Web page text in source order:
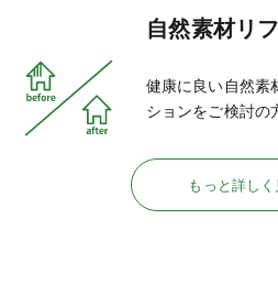
自然素材リ
健康に良い自然素
ションをご検討の
もっと詳しく